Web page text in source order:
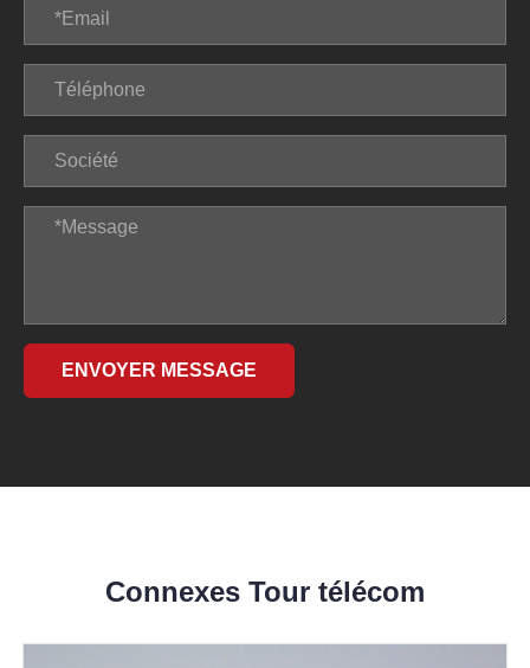
ENVOYER MESSAGE
Connexes Tour télécom